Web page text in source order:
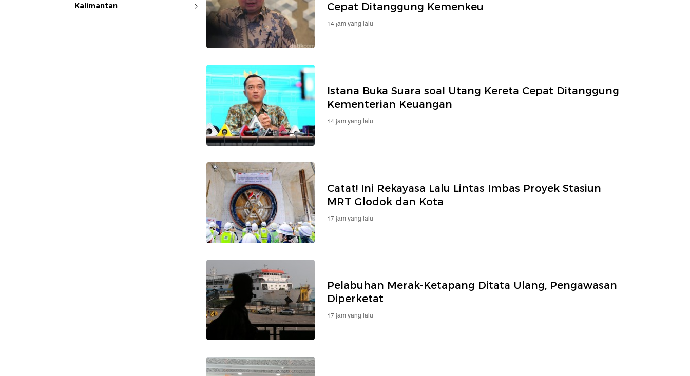
Kalimantan
Cepat Ditanggung Kemenkeu
14 jam yang lalu
Istana Buka Suara soal Utang Kereta Cepat Ditanggung
Kementerian Keuangan
14 jam yang lalu
Catat! Ini Rekayasa Lalu Lintas Imbas Proyek Stasiun
MRT Glodok dan Kota
17 jam yang lalu
Pelabuhan Merak-Ketapang Ditata Ulang, Pengawasan
Diperketat
17 jam yang lalu